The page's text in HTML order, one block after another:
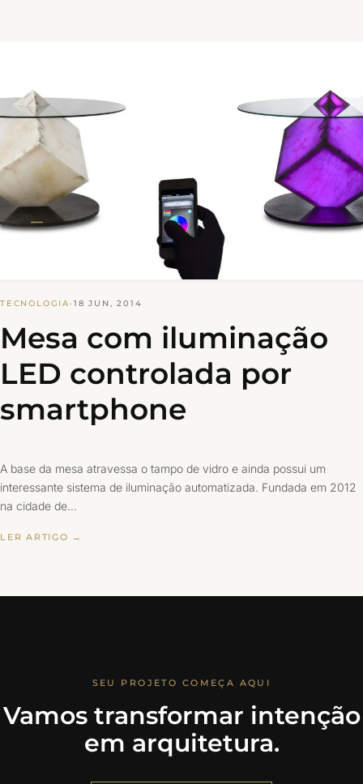
TECNOLOGIA· 18 JUN, 2014
Mesa com iluminação
LED controlada por
smartphone
A base da mesa atravessa o tampo de vidro e ainda possui um
interessante sistema de iluminação automatizada. Fundada em 2012
na cidade de…
LER ARTIGO →
SEU PROJETO COMEÇA AQUI
Vamos transformar intenção
em arquitetura.